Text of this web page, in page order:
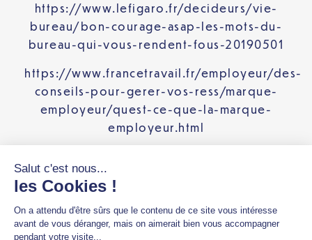
https://www.lefigaro.fr/decideurs/vie-
bureau/bon-courage-asap-les-mots-du-
bureau-qui-vous-rendent-fous-20190501
https://www.francetravail.fr/employeur/des-
conseils-pour-gerer-vos-ress/marque-
employeur/quest-ce-que-la-marque-
employeur.html
marketing.com/definition/gifting/
comment-faire-une-revue-de-presse-